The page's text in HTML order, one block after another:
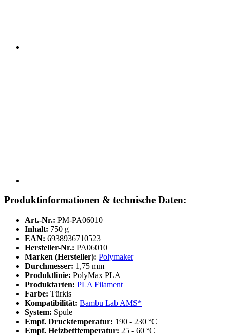
Produktinformationen & technische Daten:
Art.-Nr.: PM-PA06010
Inhalt: 750 g
EAN: 6938936710523
Hersteller-Nr.: PA06010
Marken (Hersteller): Polymaker
Durchmesser: 1,75 mm
Produktlinie: PolyMax PLA
Produktarten: PLA Filament
Farbe: Türkis
Kompatibilität: Bambu Lab AMS*
System: Spule
Empf. Drucktemperatur: 190 - 230 °C
Empf. Heizbetttemperatur: 25 - 60 °C